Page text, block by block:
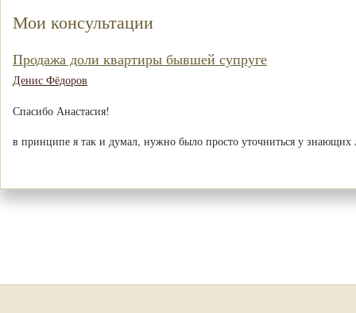
Мои консультации
Продажа доли квартиры бывшей супруге
Денис Фёдоров
Спасибо Анастасия!
в принципе я так и думал, нужно было просто уточниться у знающих